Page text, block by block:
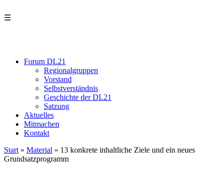
☰
Forum DL21
Regionalgruppen
Vorstand
Selbstverständnis
Geschichte der DL21
Satzung
Aktuelles
Mitmachen
Kontakt
Start » Material » 13 konkrete inhaltliche Ziele und ein neues
Grundsatzprogramm